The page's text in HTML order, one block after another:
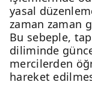
yasal
zaman zaman
Bu sebeple,
diliminde
mercilerden
hareket